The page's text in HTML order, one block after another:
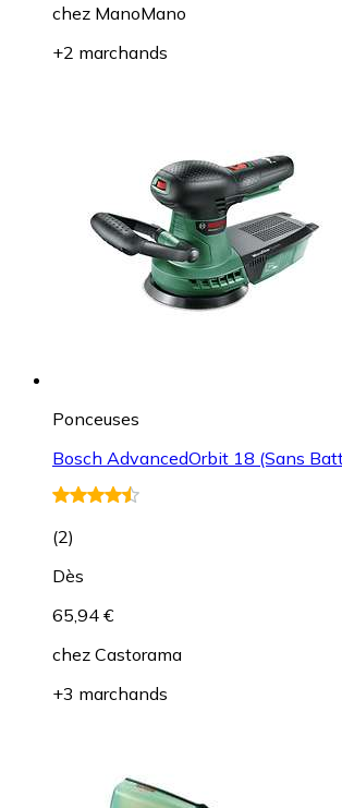
chez ManoMano
+2 marchands
Ponceuses
Bosch AdvancedOrbit 18 (Sans
(2)
Dès
65,94 €
chez Castorama
+3 marchands